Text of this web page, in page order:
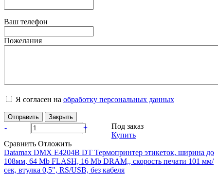
Ваш телефон
Пожелания
Я согласен на обработку персональных данных
Отправить Закрыть
- +
Под заказ
Купить
Сравнить Отложить
Datamax DMX E4204B DT Термопринтер этикеток, ширина до
108мм, 64 Mb FLASH, 16 Mb DRAM,, скорость печати 101 мм/
сек, втулка 0,5", RS/USB, без кабеля